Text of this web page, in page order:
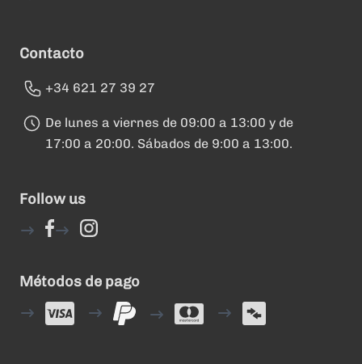
Contacto
+34 621 27 39 27
De lunes a viernes de 09:00 a 13:00 y de
17:00 a 20:00. Sábados de 9:00 a 13:00.
Follow us
Métodos de pago